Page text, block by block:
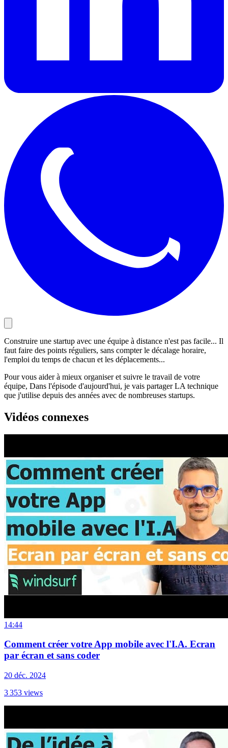
Construire une startup avec une équipe à distance n'est pas facile... Il
faut faire des points réguliers, sans compter le décalage horaire,
l'emploi du temps de chacun et les déplacements...
Pour vous aider à mieux organiser et suivre le travail de votre
équipe, Dans l'épisode d'aujourd'hui, je vais partager LA technique
que j'utilise depuis des années avec de nombreuses startups.
Vidéos connexes
14:44
Comment créer votre App mobile avec l'I.A. Ecran
par écran et sans coder
20 déc. 2024
3 353 views